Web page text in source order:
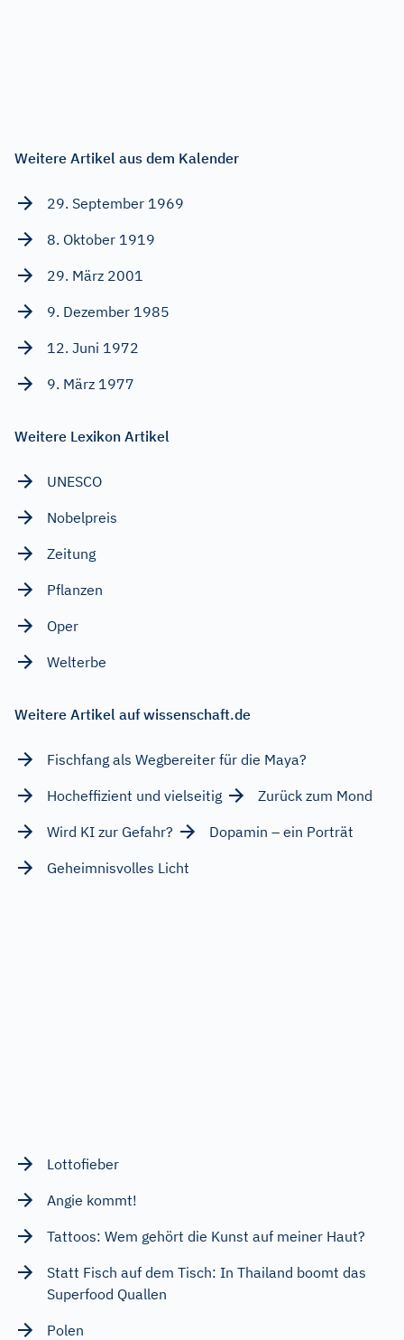
Weitere Artikel aus dem Kalender
29. September 1969
8. Oktober 1919
29. März 2001
9. Dezember 1985
12. Juni 1972
9. März 1977
Weitere Lexikon Artikel
UNESCO
Nobelpreis
Zeitung
Pflanzen
Oper
Welterbe
Weitere Artikel auf wissenschaft.de
Fischfang als Wegbereiter für die Maya?
Hocheffizient und vielseitig
Zurück zum Mond
Wird KI zur Gefahr?
Dopamin – ein Porträt
Geheimnisvolles Licht
Lottofieber
Angie kommt!
Tattoos: Wem gehört die Kunst auf meiner Haut?
Statt Fisch auf dem Tisch: In Thailand boomt das
Superfood Quallen
Polen